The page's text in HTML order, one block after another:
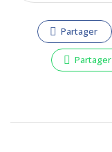
Partager
Partager